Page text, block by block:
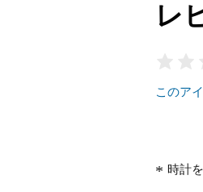
レ
このア
時計